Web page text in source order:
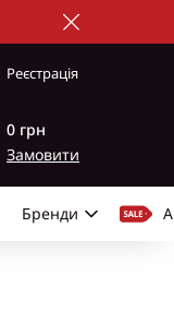
Реєстрація
0 грн
Замовити
Бренди